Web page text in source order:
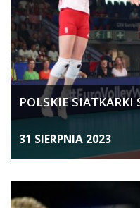
POLSKIE
31 SIERPNIA 2023